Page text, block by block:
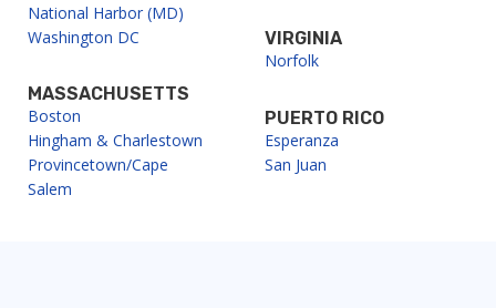
National Harbor (MD)
Washington DC
MASSACHUSETTS
Boston
Hingham & Charlestown
Provincetown/Cape
Salem
VIRGINIA
Norfolk
PUERTO RICO
Esperanza
San Juan